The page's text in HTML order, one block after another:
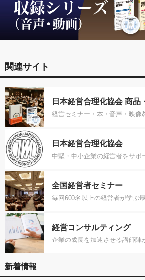
関連サイト
日本経営合理化協会 商品
経営セミナー・本・音声・映像
日本経営合理化協会
中堅・中小企業の経営者をサポ
全国経営者セミナー
毎回600名以上の経営者が学ぶ
経営コンサルティング
企業の成長を加速させる講師陣
新着情報